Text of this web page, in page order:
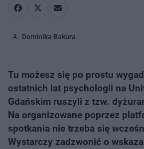
Dominika Bakura
Tu możesz się po prostu
ostatnich lat psychologii na
Gdańskim ruszyli z tzw.
Na organizowane poprzez
spotkania nie trzeba się
Wystarczy zadzwonić o